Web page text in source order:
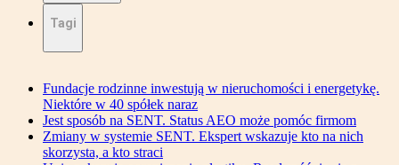
Tagi
Fundacje rodzinne inwestują w nieruchomości i energetykę.
Niektóre w 40 spółek naraz
Jest sposób na SENT. Status AEO może pomóc firmom
Zmiany w systemie SENT. Ekspert wskazuje kto na nich
skorzysta, a kto straci